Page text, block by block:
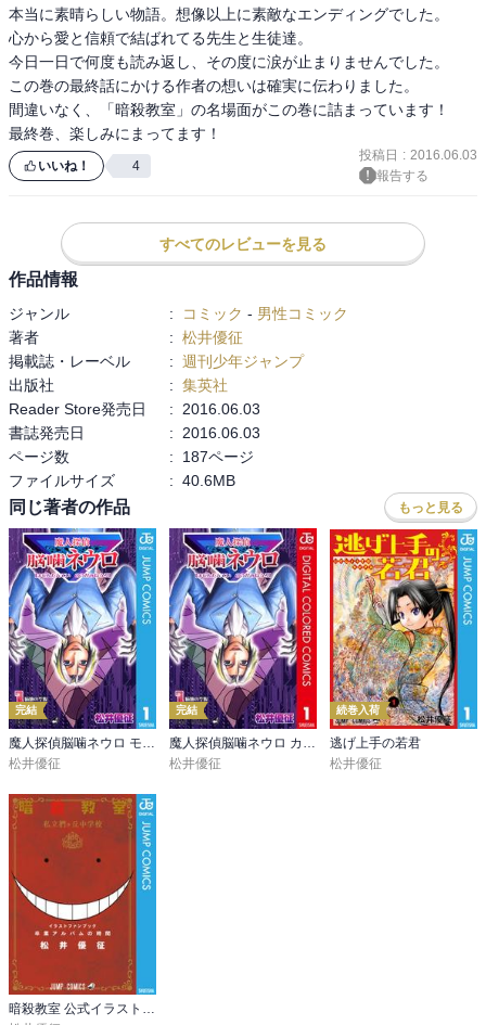
本当に素晴らしい物語。想像以上に素敵なエンディングでした。
心から愛と信頼で結ばれてる先生と生徒達。
今日一日で何度も読み返し、その度に涙が止まりませんでした。
この巻の最終話にかける作者の想いは確実に伝わりました。
間違いなく、「暗殺教室」の名場面がこの巻に詰まっています！
最終巻、楽しみにまってます！
いいね！ 4
投稿日 : 2016.06.03
報告する
すべてのレビューを見る
作品情報
ジャンル : コミック - 男性コミック
著者
: 松井優征
掲載誌・レーベル
: 週刊少年ジャンプ
出版社
: 集英社
Reader Store発売日
:
2016.06.03
書誌発売日
:
2016.06.03
ページ数
:
187ページ
ファイルサイズ
: 40.6MB
同じ著者の作品 もっと見る
完結
魔人探偵脳噛ネウロ モノクロ版
松井優征
完結
魔人探偵脳噛ネウロ カラー版
松井優征
続巻入荷
逃げ上手の若君
松井優征